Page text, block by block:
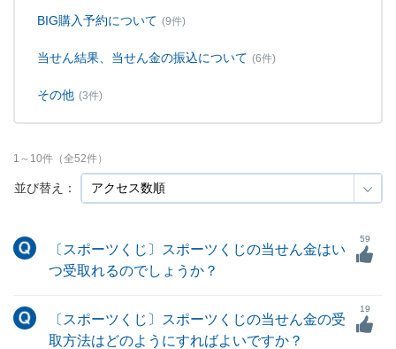
BIG購入予約について (9件)
当せん結果、当せん金の振込について (6件)
その他 (3件)
並び替え：
1 ～ 10件（全52件）
〔スポーツくじ〕スポーツくじの当せん金はい
つ受取れるのでしょうか？
59
〔スポーツくじ〕スポーツくじの当せん金の受
取方法はどのようにすればよいですか？
19